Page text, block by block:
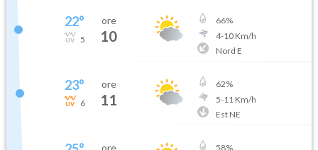
22°
5
ore
10
66%
4-10Km/h
Nord E
23°
6
ore
11
62%
5-11 Km/h
Est NE
ore 58%